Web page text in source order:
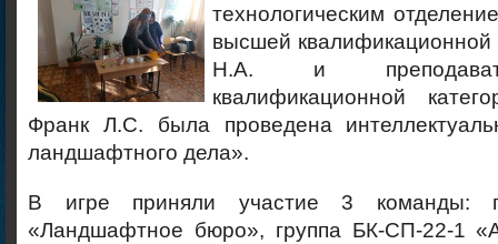
технологическим
высшей квалификационной
Н.А. и
квалификационной
Франк Л.С. была проведена
ландшафтного дела».
В игре приняли участие 3 команды:
«Ландшафтное бюро», группа БК-СП-22-1